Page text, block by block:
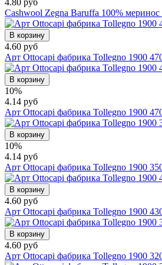
Cashwool Zegna Baruffa 100%
В корзину
4.60 руб
Арт Ottocapi фабрика Tollegno 1900
В корзину
10%
4.14 руб
Арт Ottocapi фабрика Tollegno 1900
В корзину
10%
4.14 руб
Арт Ottocapi фабрика Tollegno 1900
В корзину
4.60 руб
Арт Ottocapi фабрика Tollegno 1900
В корзину
4.60 руб
Арт Ottocapi фабрика Tollegno 1900